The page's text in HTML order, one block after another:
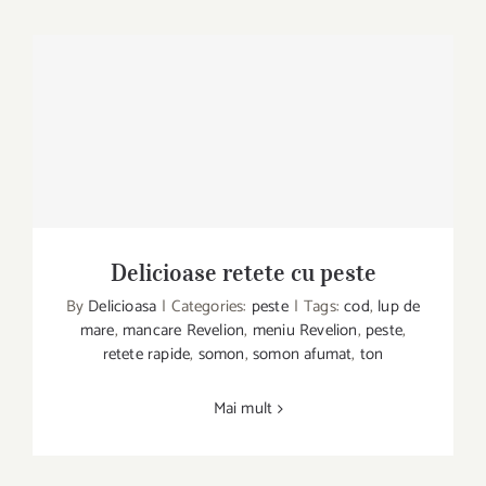
Delicioase retete cu peste
Delicioase retete cu peste
By Delicioasa | Categories: peste | Tags:cod, lup de
mare, mancare Revelion, meniu Revelion, peste,
retete rapide, somon, somon afumat, ton
Mai mult